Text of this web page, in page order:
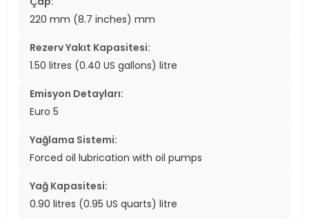
220 mm (8.7 inches) mm
Rezerv Yakıt Kapasitesi:
1.50 litres (0.40 US gallons) litre
Emisyon Detayları:
Euro 5
Yağlama Sistemi:
Forced oil lubrication with oil pumps
Yağ Kapasitesi:
0.90 litres (0.95 US quarts) litre